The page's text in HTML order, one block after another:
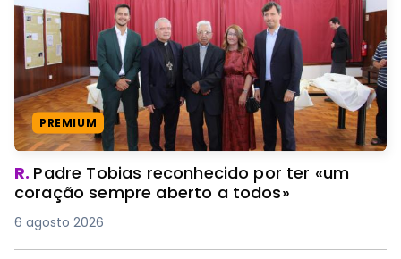
PREMIUM
R. Padre Tobias reconhecido por ter «um
coração sempre aberto a todos»
6 agosto 2026